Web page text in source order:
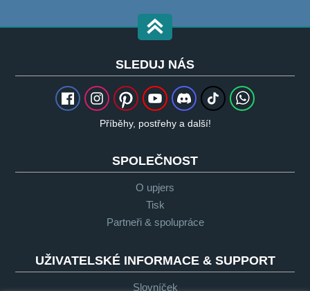
SLEDUJ NÁS
Příběhy, postřehy a další!
SPOLEČNOST
O upjers
Tisk
Partneři & spolupráce
UŽIVATELSKÉ INFORMACE & SUPPORT
Slovníček